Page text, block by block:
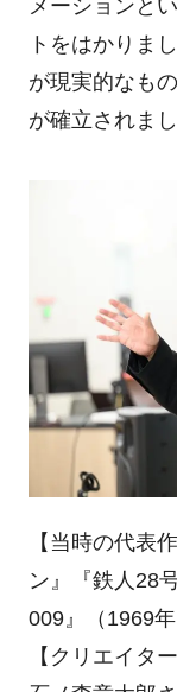
メーションと
トをはかりま
が現実的なも
が確立されまし
【当時の代表
ン』『鉄人28
009』（1969年
【クリエイタ